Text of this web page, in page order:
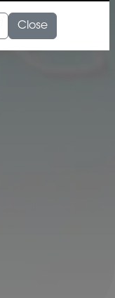
Close